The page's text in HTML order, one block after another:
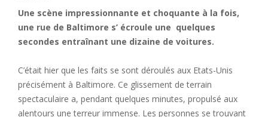
Une scène impressionnante et choquante à la fois,
une rue de Baltimore s’ écroule une quelques
secondes entraînant une dizaine de voitures.
C’était hier que les faits se sont déroulés aux Etats-Unis
précisément à Baltimore. Ce glissement de terrain
spectaculaire a, pendant quelques minutes, propulsé aux
alentours une terreur immense. Les personnes se trouvant